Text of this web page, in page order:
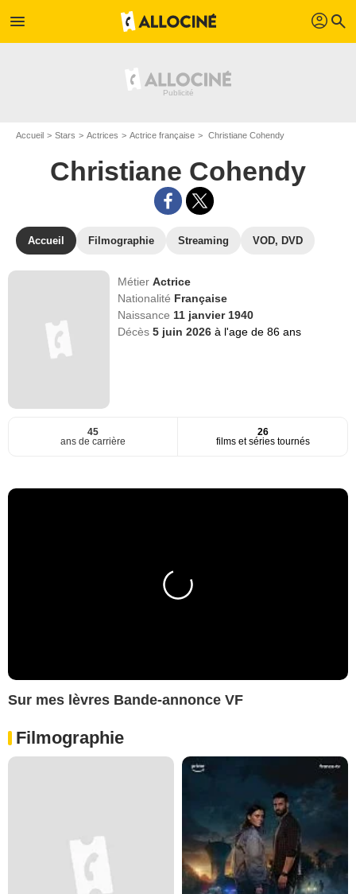
menu profil search
Accueil Stars Actrices Actrice française Christiane Cohendy
Christiane Cohendy
Accueil Filmographie Streaming VOD, DVD
MétierActrice
Nationalité Française
Naissance 11 janvier 1940
Décès5 juin 2026à l'age de 86 ans
45
ans de carrière
26
films et séries tournés
Sur mes lèvres Bande-annonce VF
Filmographie